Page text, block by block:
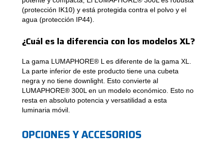
(protección IK10) y está protegida contra el polvo y el
agua (protección IP44).
¿Cuál es la diferencia con los modelos XL?
La gama LUMAPHORE® L es diferente de la gama XL.
La parte inferior de este producto tiene una cubeta
negra y no tiene downlight. Esto convierte al
LUMAPHORE® 300L en un modelo económico. Esto no
resta en absoluto potencia y versatilidad a esta
luminaria móvil.
OPCIONES Y ACCESORIOS